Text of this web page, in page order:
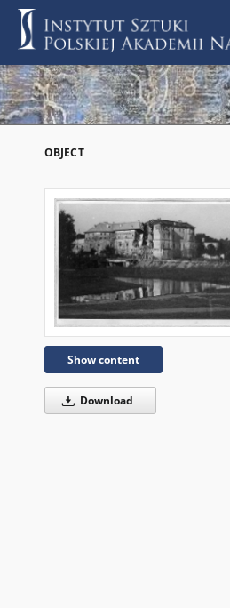
OBJECT
Show content
Download